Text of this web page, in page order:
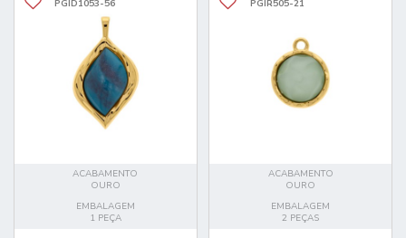
PGID1053-56
ACABAMENTO
OURO
EMBALAGEM
1 PEÇA
PGIR505-21
ACABAMENTO
OURO
EMBALAGEM
2 PEÇAS